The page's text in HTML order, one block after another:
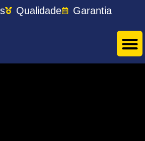
Qualidade Garantia